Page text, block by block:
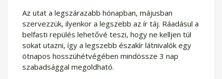
Az utat a legszárazabb hónapban, májusban
szervezzük, ilyenkor a legszebb az ír táj. Ráadásul a
belfasti repülés lehetővé teszi, hogy ne kelljen túl
sokat utazni, így a legszebb északír látnivalók egy
ötnapos hosszúhétvégében mindössze 3 nap
szabadsággal megoldható.